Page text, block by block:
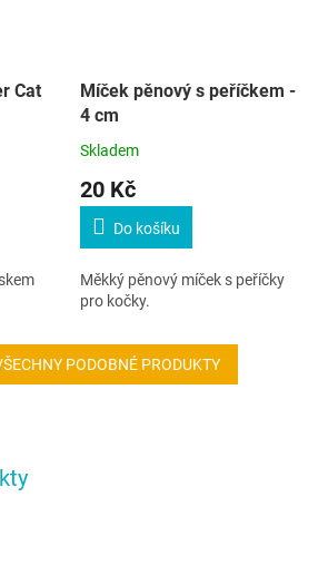
Cat
Míček pěnový s peříčkem -
4 cm
Skladem
20 Kč
Do košíku
Měkký pěnový míček s peříčky
pro kočky.
PODOBNÉ PRODUKTY